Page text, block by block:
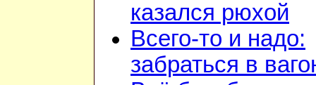
казался рюхой
Всего-то и надо:
забраться в